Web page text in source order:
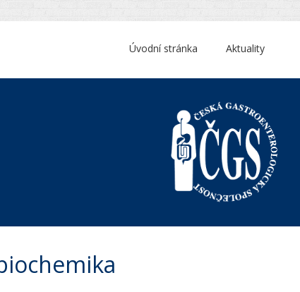
Aktuality
Úvodní stránka